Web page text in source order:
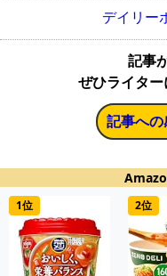
デイリー
記事
ぜひライタ
記事への
1位 2位